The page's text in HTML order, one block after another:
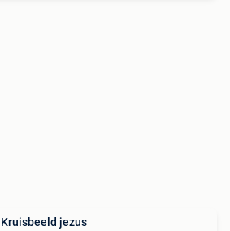
Kruisbeeld jezus